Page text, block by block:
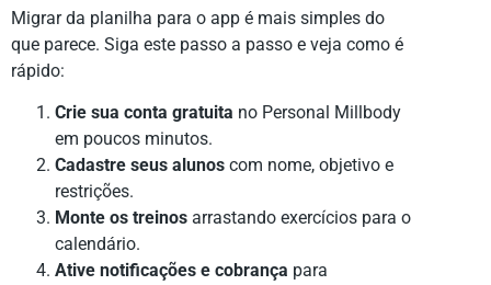
Migrar da planilha para o app é mais simples do
que parece. Siga este passo a passo e veja como é
rápido:
Crie sua conta gratuita no Personal Millbody
em poucos minutos.
Cadastre seus alunos com nome, objetivo e
restrições.
Monte os treinos arrastando exercícios para o
calendário.
Ative notificações e cobrança para